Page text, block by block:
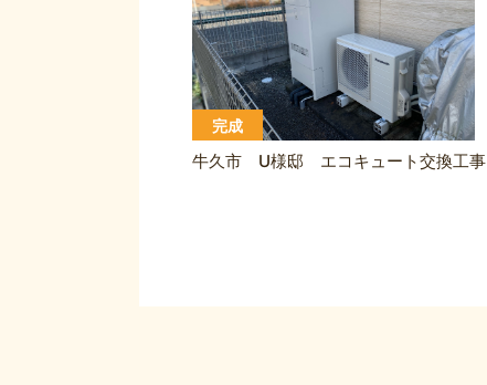
完成
牛久市 U様邸 エコキュート交換工事